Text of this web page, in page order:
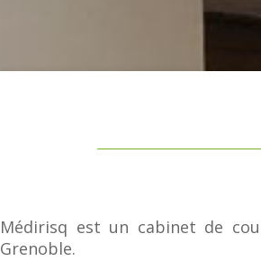
Médirisq est un cabinet de
Grenoble.